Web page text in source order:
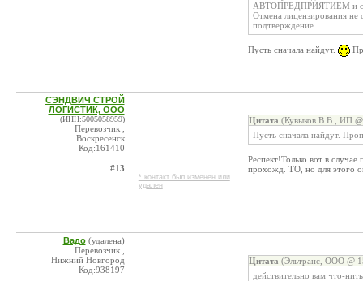
АВТОПРЕДПРИЯТИЕМ и
Отмена лицензирования
подтверждение.
Пусть сначала найдут.
СЭНДВИЧ СТРОЙ
ЛОГИСТИК, ООО
(ИНН:5005058959)
Перевозчик ,
Воскресенск
Код:161410
#13
* контакт был изменен или
удален
Цитата (Кувыков В.В., ИП
Пусть сначала найдут.
Респект!Только вот в
прохожд. ТО, но для этого
Вадо (удалена)
Перевозчик ,
Нижний Новгород
Код:938197
Цитата (Эльтранс, ООО @
действительно вам что-